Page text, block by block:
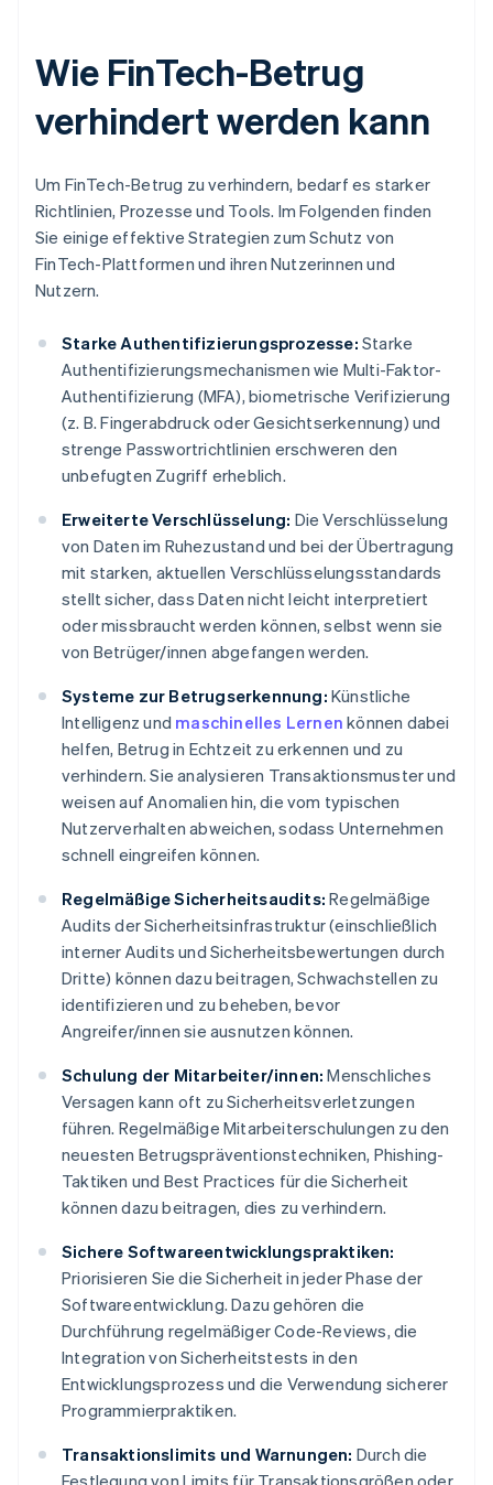
Wie FinTech-Betrug
verhindert werden kann
Um FinTech-Betrug zu verhindern, bedarf es starker
Richtlinien, Prozesse und Tools. Im Folgenden finden
Sie einige effektive Strategien zum Schutz von
FinTech-Plattformen und ihren Nutzerinnen und
Nutzern.
Starke Authentifizierungsprozesse: Starke
Authentifizierungsmechanismen wie Multi-Faktor-
Authentifizierung (MFA), biometrische Verifizierung
(z. B. Fingerabdruck oder Gesichtserkennung) und
strenge Passwortrichtlinien erschweren den
unbefugten Zugriff erheblich.
Erweiterte Verschlüsselung: Die Verschlüsselung
von Daten im Ruhezustand und bei der Übertragung
mit starken, aktuellen Verschlüsselungsstandards
stellt sicher, dass Daten nicht leicht interpretiert
oder missbraucht werden können, selbst wenn sie
von Betrüger/innen abgefangen werden.
Systeme zur Betrugserkennung: Künstliche
Intelligenz und maschinelles Lernen können dabei
helfen, Betrug in Echtzeit zu erkennen und zu
verhindern. Sie analysieren Transaktionsmuster und
weisen auf Anomalien hin, die vom typischen
Nutzerverhalten abweichen, sodass Unternehmen
schnell eingreifen können.
Regelmäßige Sicherheitsaudits: Regelmäßige
Audits der Sicherheitsinfrastruktur (einschließlich
interner Audits und Sicherheitsbewertungen durch
Dritte) können dazu beitragen, Schwachstellen zu
identifizieren und zu beheben, bevor
Angreifer/innen sie ausnutzen können.
Schulung der Mitarbeiter/innen: Menschliches
Versagen kann oft zu Sicherheitsverletzungen
führen. Regelmäßige Mitarbeiterschulungen zu den
neuesten Betrugspräventionstechniken, Phishing-
Taktiken und Best Practices für die Sicherheit
können dazu beitragen, dies zu verhindern.
Sichere Softwareentwicklungspraktiken:
Priorisieren Sie die Sicherheit in jeder Phase der
Softwareentwicklung. Dazu gehören die
Durchführung regelmäßiger Code-Reviews, die
Integration von Sicherheitstests in den
Entwicklungsprozess und die Verwendung sicherer
Programmierpraktiken.
Transaktionslimits und Warnungen: Durch die
Festlegung von Limits für Transaktionsgrößen oder